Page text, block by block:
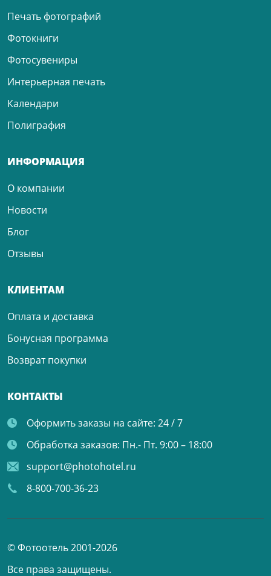
Печать фотографий
Фотокниги
Фотосувениры
Интерьерная печать
Календари
Полиграфия
ИНФОРМАЦИЯ
О компании
Новости
Блог
Отзывы
КЛИЕНТАМ
Оплата и доставка
Бонусная программа
Возврат покупки
КОНТАКТЫ
Оформить заказы на сайте: 24 / 7
Обработка заказов: Пн.- Пт. 9:00 – 18:00
support@photohotel.ru
8-800-700-36-23
© Фотоотель 2001-2026
Все права защищены.